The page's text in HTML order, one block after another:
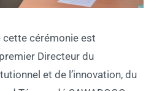
cette cérémonie est
Directeur du
et de l’innovation, du